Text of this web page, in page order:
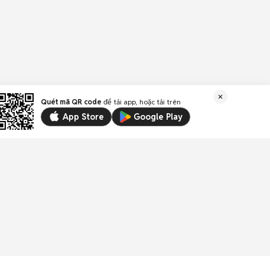
Quét mã QR code để tải app, hoặc tải trên
App Store Google Play